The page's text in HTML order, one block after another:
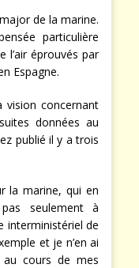
de la marine.
particulière
l’air éprouvés par
Espagne.
vision concernant
données au
publié il y a trois
la marine, qui en
seulement à
interministériel de
et je n’en ai
au cours de mes